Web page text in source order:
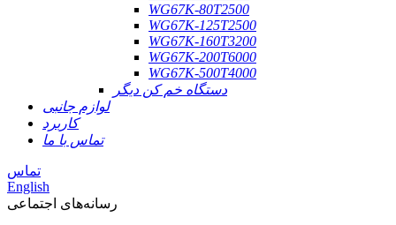
WG67K-80T2500
WG67K-125T2500
WG67K-160T3200
WG67K-200T6000
WG67K-500T4000
دستگاه خم کن دیگر
لوازم جانبی
کاربرد
تماس با ما
تماس
English
رسانه‌های اجتماعی